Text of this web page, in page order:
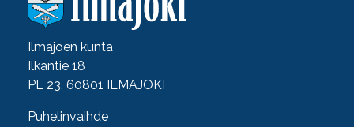
Ilmajoen kunta
Ilkantie 18
PL 23, 60801 ILMAJOKI
Puhelinvaihde